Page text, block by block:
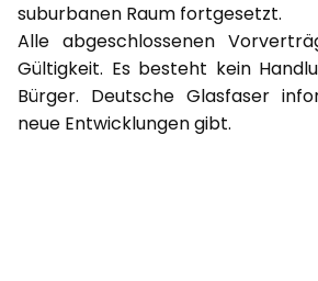
suburbanen Raum fortgesetzt.
Alle abgeschlossenen
Gültigkeit. Es besteht kein
Bürger. Deutsche Glasfaser
neue Entwicklungen gibt.